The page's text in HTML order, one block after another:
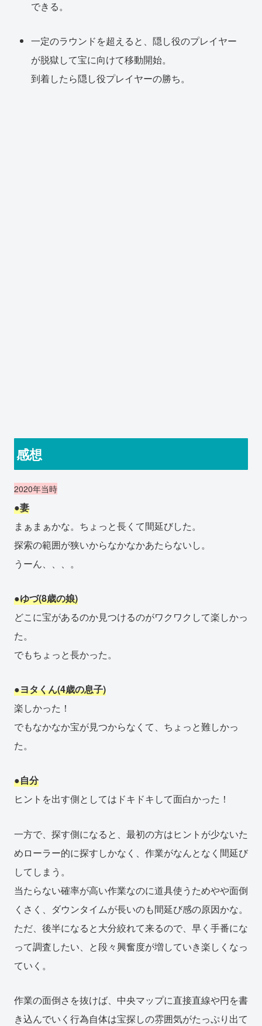
できる。
一定のラウンドを超えると、隠し役のプレイヤー
が脱獄して宝に向けて移動開始。
到着したら隠し役プレイヤーの勝ち。
感想
2020年当時
●妻
まぁまぁかな。ちょっと長くて間延びした。
探索の範囲が狭いからなかなかあたらないし。
うーん、、、。
●ゆづ(8歳の娘)
どこに宝があるのか見つけるのがワクワクして楽しかっ
た。
でもちょっと長かった。
●ヨタくん(4歳の息子)
楽しかった！
でもなかなか宝が見つからなくて、ちょっと難しかっ
た。
●自分
ヒントを出す側としてはドキドキして面白かった！
一方で、探す側になると、最初の方はヒントが少ないた
めローラー的に探すしかなく、作業がなんとなく間延び
してしまう。
当たらない確率が高い作業なのに道具使うためやや面倒
くさく、ダウンタイムが長いのも間延び感の原因かな。
ただ、後半になると大分絞れて来るので、早く手番にな
って調査したい、と段々興奮度が増していき楽しくなっ
ていく。
作業の面倒さを抜けば、中央マップに直接直線や円を書
き込んでいく行為自体は宝探しの雰囲気がたっぷり出て